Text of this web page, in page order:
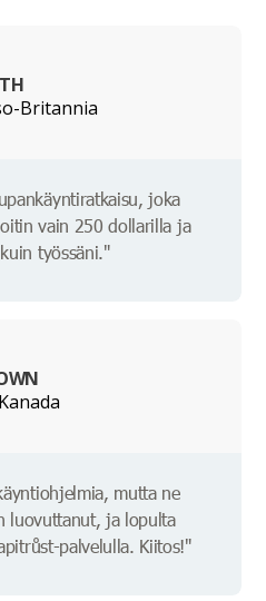
Britannia
joka
vain 250 dollarilla ja
työssäni."
mutta ne
luovuttanut, ja lopulta
palvelulla. Kiitos!"